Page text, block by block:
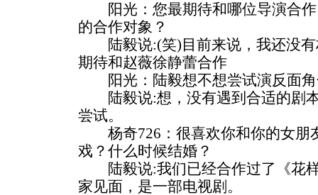
阳光：您最期待和哪位导演合作
的合作对象？
陆毅说:(笑)目前来说，我还没有
期待和赵薇徐静蕾合作
阳光：陆毅想不想尝试演反面角
陆毅说:想，没有遇到合适的剧本
尝试。
杨奇726：很喜欢你和你的女朋
戏？什么时候结婚？
陆毅说:我们已经合作过了《花样
家见面，是一部电视剧。